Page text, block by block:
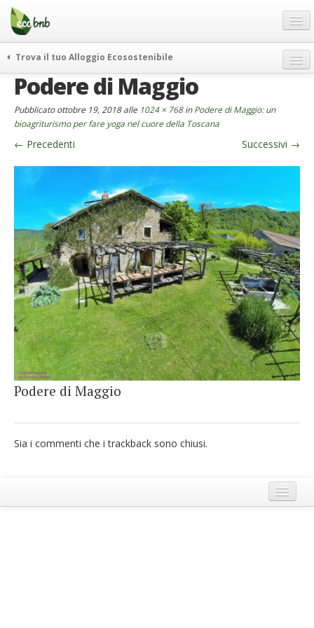
Menu
Salta
contenuto
Offerte Speciali
Regali
FAQ
Chi Siamo
Italiano
German
English
Spanish
French
Italiano
Trova il tuo Alloggio Ecosostenibile
weekend green
curiosità
vivere e viaggiare verde
news ed eventi
rassegna stampa
Podere di Maggio
Pubblicatoottobre 19, 2018alle 1024 × 768inPodere di Maggio: un
bioagriturismo per fare yoga nel cuore della Toscana
← Precedenti Successivi →
Podere di Maggio
Sia i commenti che i trackback sono chiusi.